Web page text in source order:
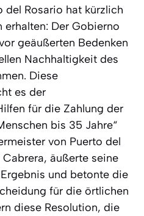
del Rosario hat kürzlich
Der Gobierno
geäußerten Bedenken
Nachhaltigkeit des
Diese
es der
für die Zahlung der
bis 35 Jahre“
von Puerto del
äußerte seine
und betonte die
für die örtlichen
diese Resolution, die